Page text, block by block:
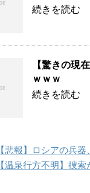
続きを読む
【驚きの現
ｗｗｗ
続きを読む
【悲報】ロシアの兵
【温泉行方不明】捜